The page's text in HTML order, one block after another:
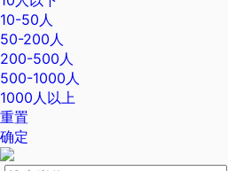
10-50人
50-200人
200-500人
500-1000人
1000人以上
重置
确定